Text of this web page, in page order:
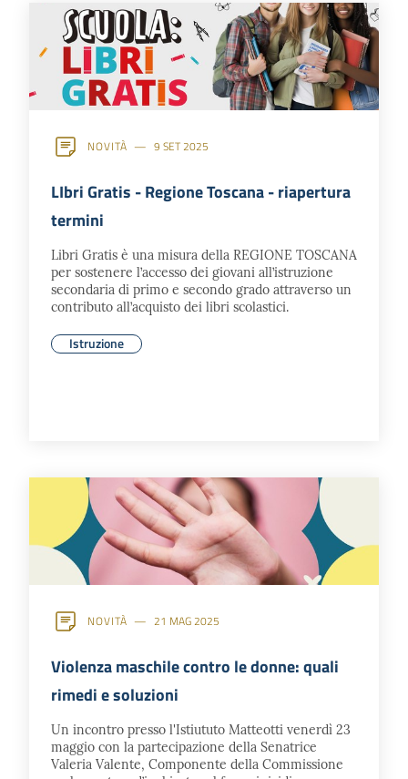
NOVITÀ 9 SET 2025
LIbri Gratis - Regione Toscana - riapertura
termini
Libri Gratis è una misura della REGIONE TOSCANA
per sostenere l’accesso dei giovani all’istruzione
secondaria di primo e secondo grado attraverso un
contributo all’acquisto dei libri scolastici.
Istruzione
NOVITÀ 21 MAG 2025
Violenza maschile contro le donne: quali
rimedi e soluzioni
Un incontro presso l'Istiututo Matteotti venerdì 23
maggio con la partecipazione della Senatrice
Valeria Valente, Componente della Commissione